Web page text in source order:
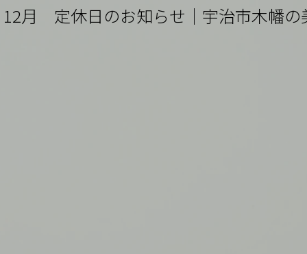
12月 定休日のお知らせ｜宇治市木幡の